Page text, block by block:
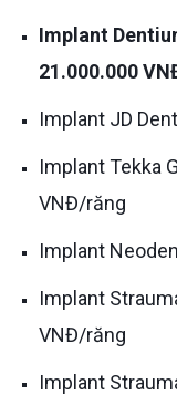
Implant Dentium (Mỹ – sản xuất tại Hàn Quốc):
21.000.000
Implant JD
Implant Tekka Global D (Pháp): 26.000.000
VNĐ/răng
Implant
Implant Straumann (Thụy Sĩ): 31.500.000
VNĐ/răng
Implant Straumann SLActive (Thụy Sĩ – cao cấp):